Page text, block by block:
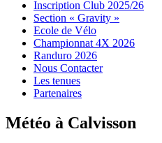
Menu
Widgets
Recherche
Aller
contenu
Inscription Club 2025/26
Section « Gravity »
Ecole de Vélo
Championnat 4X 2026
Randuro 2026
Nous Contacter
Les tenues
Partenaires
Météo à Calvisson